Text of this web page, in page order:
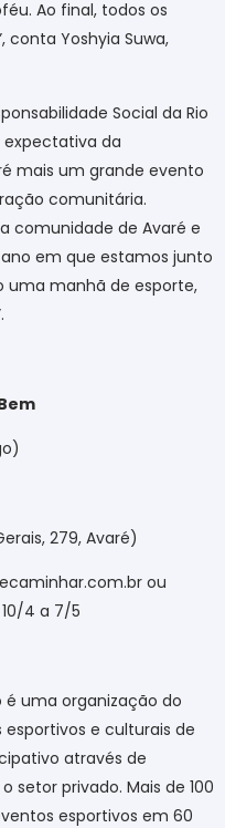
Ao final, todos os
Yoshyia Suwa,
Social da Rio
expectativa da
mais um grande evento
comunitária.
comunidade de Avaré e
em que estamos junto
manhã de esporte,
279, Avaré)
ou
4 a 7/5
é uma organização do
e culturais de
através de
setor privado. Mais de 100
esportivos em 60